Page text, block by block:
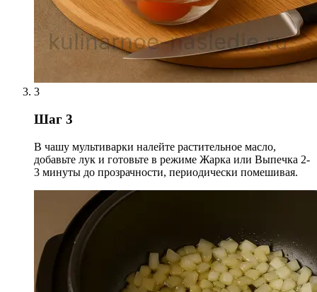
3
Шаг 3
В чашу мультиварки налейте растительное масло,
добавьте лук и готовьте в режиме Жарка или Выпечка 2-
3 минуты до прозрачности, периодически помешивая.